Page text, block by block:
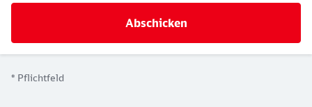
* Pflichtfeld